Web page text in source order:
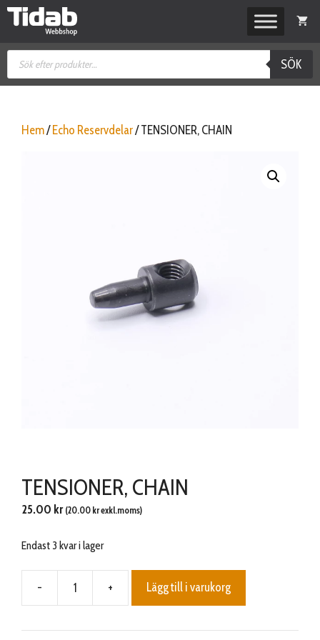
Hoppa
Produktsökning
SÖK
Hem/ Echo Reservdelar/ TENSIONER, CHAIN
TENSIONER, CHAIN
25.00 kr (20.00 krexkl.moms)
Endast 3 kvar i lager
-
TENSIONER,
mängd
+ Lägg till i varukorg